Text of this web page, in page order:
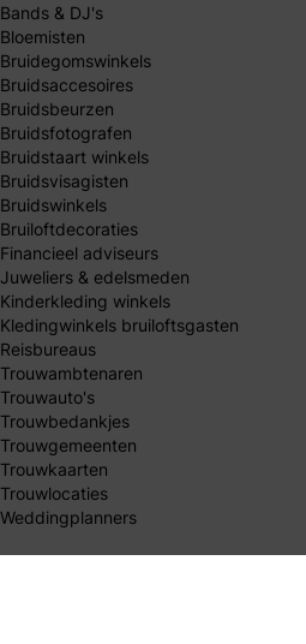
Bands & DJ's
Bloemisten
Bruidegomswinkels
Bruidsaccesoires
Bruidsbeurzen
Bruidsfotografen
Bruidstaart winkels
Bruidsvisagisten
Bruidswinkels
Bruiloftdecoraties
Financieel adviseurs
Juweliers & edelsmeden
Kinderkleding winkels
Kledingwinkels bruiloftsgasten
Reisbureaus
Trouwambtenaren
Trouwauto's
Trouwbedankjes
Trouwgemeenten
Trouwkaarten
Trouwlocaties
Weddingplanners